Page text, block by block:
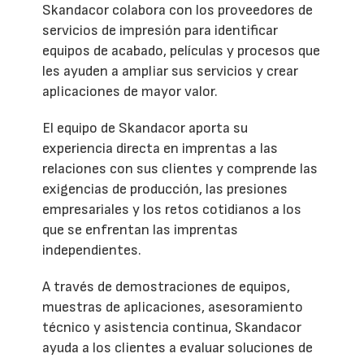
Skandacor colabora con los proveedores de
servicios de impresión para identificar
equipos de acabado, películas y procesos que
les ayuden a ampliar sus servicios y crear
aplicaciones de mayor valor.
El equipo de Skandacor aporta su
experiencia directa en imprentas a las
relaciones con sus clientes y comprende las
exigencias de producción, las presiones
empresariales y los retos cotidianos a los
que se enfrentan las imprentas
independientes.
A través de demostraciones de equipos,
muestras de aplicaciones, asesoramiento
técnico y asistencia continua, Skandacor
ayuda a los clientes a evaluar soluciones de